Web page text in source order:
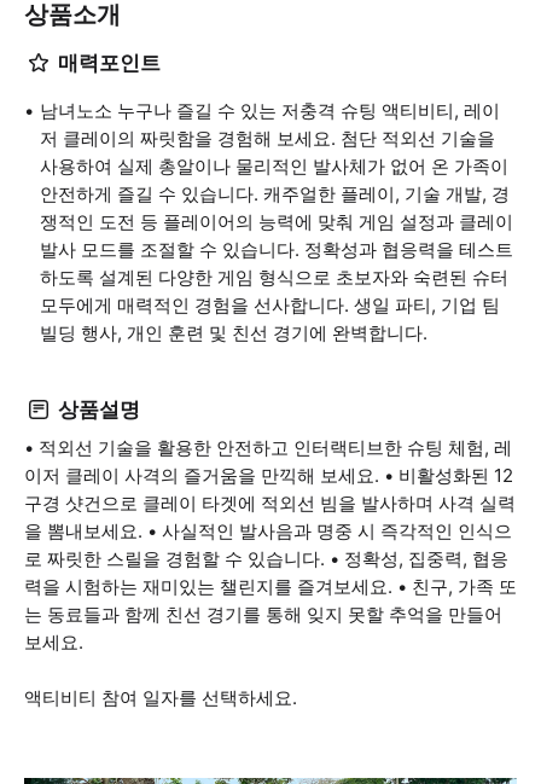
상품소개
매력포인트
남녀노소 누구나 즐길 수 있는 저충격 슈팅 액티비티, 레이
저 클레이의 짜릿함을 경험해 보세요. 첨단 적외선 기술을
사용하여 실제 총알이나 물리적인 발사체가 없어 온 가족이
안전하게 즐길 수 있습니다. 캐주얼한 플레이, 기술 개발, 경
쟁적인 도전 등 플레이어의 능력에 맞춰 게임 설정과 클레이
발사 모드를 조절할 수 있습니다. 정확성과 협응력을 테스트
하도록 설계된 다양한 게임 형식으로 초보자와 숙련된 슈터
모두에게 매력적인 경험을 선사합니다. 생일 파티, 기업 팀
빌딩 행사, 개인 훈련 및 친선 경기에 완벽합니다.
상품설명
• 적외선 기술을 활용한 안전하고 인터랙티브한 슈팅 체험, 레
이저 클레이 사격의 즐거움을 만끽해 보세요. • 비활성화된 12
구경 샷건으로 클레이 타겟에 적외선 빔을 발사하며 사격 실력
을 뽐내보세요. • 사실적인 발사음과 명중 시 즉각적인 인식으
로 짜릿한 스릴을 경험할 수 있습니다. • 정확성, 집중력, 협응
력을 시험하는 재미있는 챌린지를 즐겨보세요. • 친구, 가족 또
는 동료들과 함께 친선 경기를 통해 잊지 못할 추억을 만들어
보세요.
액티비티 참여 일자를 선택하세요.